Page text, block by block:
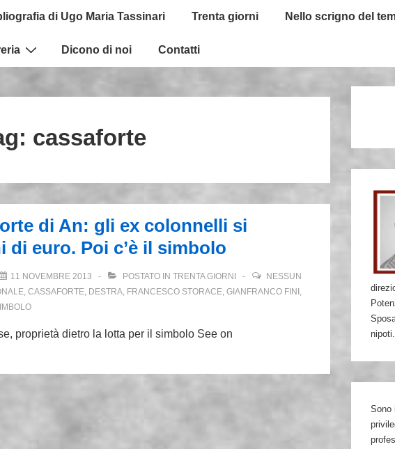
di Ugo Maria Tassinari Trenta giorni Nello scrigno del
Dicono di noi Contatti
cassaforte
di An: gli ex colonnelli si
euro. Poi c’è il simbolo
11 NOVEMBRE 2013 POSTATO IN TRENTA GIORNI
NESSUN
, CASSAFORTE, DESTRA, FRANCESCO STORACE, GIANFRANCO FINI ,
proprietà dietro la lotta per il simbolo See on
nipoti.
Sono